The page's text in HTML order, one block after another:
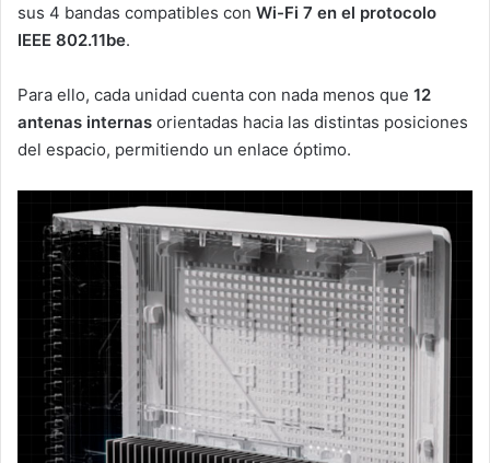
sus 4 bandas compatibles con Wi-Fi 7 en el protocolo
IEEE 802.11be.
Para ello, cada unidad cuenta con nada menos que 12
antenas internas orientadas hacia las distintas posiciones
del espacio, permitiendo un enlace óptimo.